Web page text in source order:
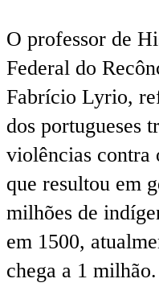
O professor de
Federal do
Fabrício Lyrio,
dos portugueses
violências contra
que resultou em
milhões de
em 1500,
chega a 1 milhão.